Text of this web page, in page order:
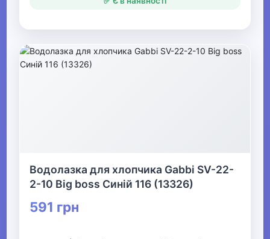
Білизна
Жіночий одяг
Прикраси
▶
Водолазка для хлопчика Gabbi SV-22-
2-10 Big boss Синій 116 (13326)
591 грн